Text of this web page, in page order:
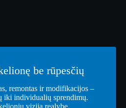
be rūpesčių
remontas ir modifikacijos –
iki individualių sprendimų.
viziją realybe.